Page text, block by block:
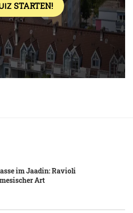
im Jaadin: Ravioli
Art